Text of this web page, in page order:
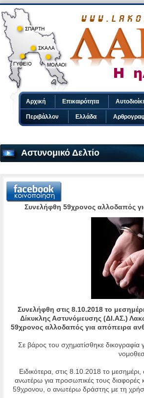
Αστυνομικό Δελτίο
Συνελήφθη 59χρονος αλλοδαπός
Συνελήφθη στις 8.10.2018 το
Δίκυκλης Αστυνόμευσης (ΔΙ.ΑΣ.)
59χρονος αλλοδαπός για απόπειρα
Σε βάρος του σχηματίσθηκε
Ειδικότερα, στις 8.10.2018 το
ανωτέρω για προσωπικές τους διαφορές
59χρονου, ο ανωτέρω δράστης με τη
Αρχική Επικαιρότητα
Περιβάλλον Ελλάδα